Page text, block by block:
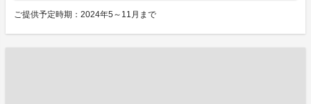
ご提供予定時期：2024年5～11月まで